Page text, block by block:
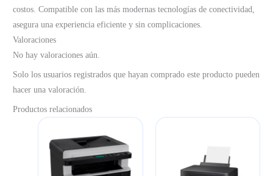
costos. Compatible con las más modernas tecnologías de conectividad,
asegura una experiencia eficiente y sin complicaciones.
Valoraciones
No hay valoraciones aún.
Solo los usuarios registrados que hayan comprado este producto pueden
hacer una valoración.
Productos relacionados